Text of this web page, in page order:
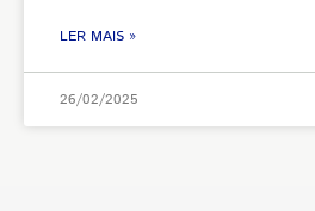
LER MAIS »
26/02/2025